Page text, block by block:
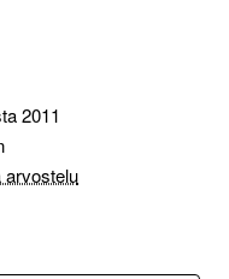
2011
arvostelu